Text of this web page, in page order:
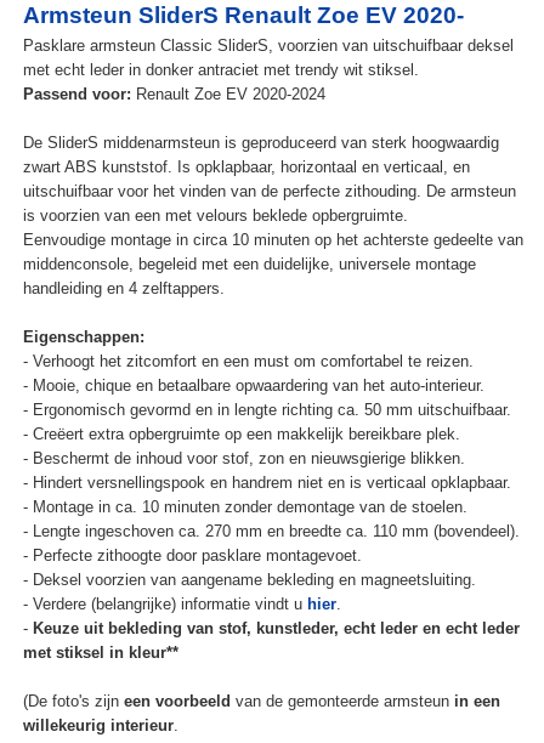
Armsteun SliderS Renault Zoe EV 2020-
Pasklare armsteun Classic SliderS, voorzien van uitschuifbaar deksel
met echt leder in donker antraciet met trendy wit stiksel.
Passend voor: Renault Zoe EV 2020-2024
De SliderS middenarmsteun is geproduceerd van sterk hoogwaardig
zwart ABS kunststof. Is opklapbaar, horizontaal en verticaal, en
uitschuifbaar voor het vinden van de perfecte zithouding. De armsteun
is voorzien van een met velours beklede opbergruimte.
Eenvoudige montage in circa 10 minuten op het achterste gedeelte van
middenconsole, begeleid met een duidelijke, universele montage
handleiding en 4 zelftappers.
Eigenschappen:
- Verhoogt het zitcomfort en een must om comfortabel te reizen.
- Mooie, chique en betaalbare opwaardering van het auto-interieur.
- Ergonomisch gevormd en in lengte richting ca. 50 mm uitschuifbaar.
- Creëert extra opbergruimte op een makkelijk bereikbare plek.
- Beschermt de inhoud voor stof, zon en nieuwsgierige blikken.
- Hindert versnellingspook en handrem niet en is verticaal opklapbaar.
- Montage in ca. 10 minuten zonder demontage van de stoelen.
- Lengte ingeschoven ca. 270 mm en breedte ca. 110 mm (bovendeel).
- Perfecte zithoogte door pasklare montagevoet.
- Deksel voorzien van aangename bekleding en magneetsluiting.
- Verdere (belangrijke) informatie vindt u hier.
- Keuze uit bekleding van stof, kunstleder, echt leder en echt leder
met stiksel in kleur**
(De foto's zijn een voorbeeld van de gemonteerde armsteun in een
willekeurig interieur.